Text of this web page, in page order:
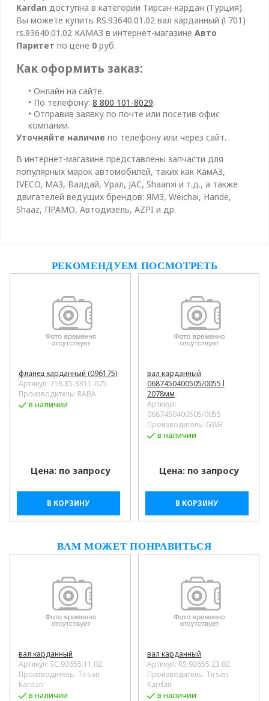
Kardan доступна в категории Тирсан-кардан (Турция).
Вы можете купить RS.93640.01.02 вал карданный (l 701)
rs.93640.01.02 КАМАЗ в интернет-магазине Авто
Паритет по цене 0 руб.
Как оформить заказ:
• Онлайн на сайте.
• По телефону: 8 800 101-8029.
• Отправив заявку по почте или посетив офис
компании.
Уточняйте наличие по телефону или через сайт.
В интернет-магазине представлены запчасти для
популярных марок автомобилей, таких как КамАЗ,
IVECO, МАЗ, Валдай, Урал, JAC, Shaanxi и т.д., а также
двигателей ведущих брендов: ЯМЗ, Weichai, Hande,
Shaaz, ПРАМО, Автодизель, AZPI и др.
РЕКОМЕНДУЕМ ПОСМОТРЕТЬ
фланец карданный (096175)
Артикул: 718.85-3311-075
Производитель: RABA
в наличии
Цена: по запросу
В КОРЗИНУ
вал карданный
0687450400505/0055 l
2078мм
Артикул:
0687450400505/0055
Производитель: GWB
в наличии
Цена: по запросу
В КОРЗИНУ
ВАМ МОЖЕТ ПОНРАВИТЬСЯ
вал карданный
Артикул: SC.93655.11.02
Производитель: Tirsan
Kardan
в наличии
вал карданный
Артикул: RS.93655.23.02
Производитель: Tirsan
Kardan
в наличии